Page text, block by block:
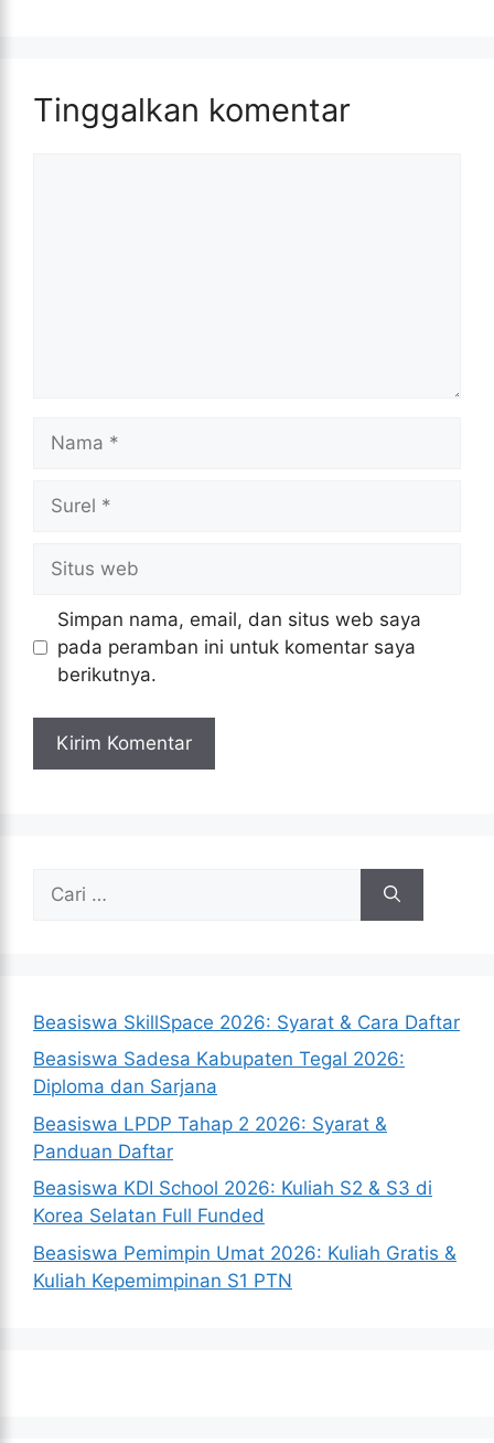
Tinggalkan komentar
Nama
Surel
Situs
web
Simpan nama, email, dan situs web saya
pada peramban ini untuk komentar saya
berikutnya.
untuk:
Beasiswa SkillSpace 2026: Syarat & Cara Daftar
Beasiswa Sadesa Kabupaten Tegal 2026:
Diploma dan Sarjana
Beasiswa LPDP Tahap 2 2026: Syarat &
Panduan Daftar
Beasiswa KDI School 2026: Kuliah S2 & S3 di
Korea Selatan Full Funded
Beasiswa Pemimpin Umat 2026: Kuliah Gratis &
Kuliah Kepemimpinan S1 PTN